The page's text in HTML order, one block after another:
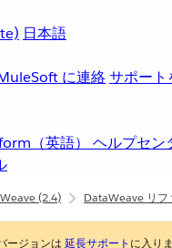
日本語
に連絡サポート
（英語） ヘルプセン
(2.4) DataWeave リフ
ージョンは 延長サポート に入り